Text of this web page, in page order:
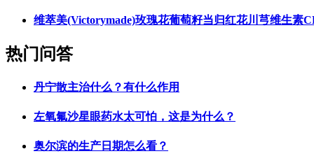
维萃美(Victorymade)玫瑰花葡萄籽当归红花川芎维生素
热门问答
丹宁散主治什么？有什么作用
左氧氟沙星眼药水太可怕，这是为什么？
奥尔滨的生产日期怎么看？